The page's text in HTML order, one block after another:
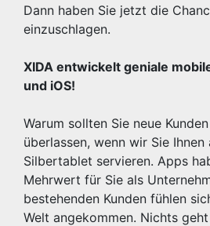
Dann haben Sie jetzt die
einzuschlagen.
XIDA entwickelt geniale
und iOS!
Warum sollten Sie neue
überlassen, wenn wir Sie Ihnen
Silbertablet servieren. Apps
Mehrwert für Sie als
bestehenden Kunden fühlen
Welt angekommen. Nichts